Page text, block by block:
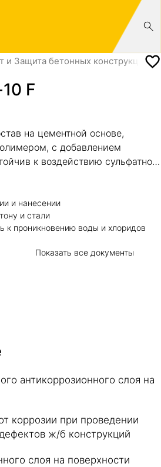
и Защита бетонных конструкций
F
на цементной основе,
с добавлением
к воздействию сульфатной
для защиты арматуры от
и нанесении
и стали
к проникновению воды и хлоридов
Показать все документы
антикоррозионного слоя на
коррозии при проведении
ж/б конструкций
слоя на поверхности